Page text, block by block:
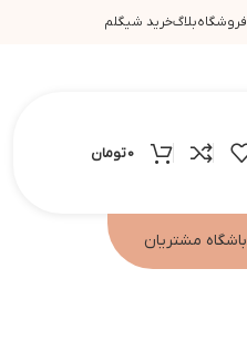
فروشگاهبلاگخرید شیگلم
0تومان
باشگاه مشتریان